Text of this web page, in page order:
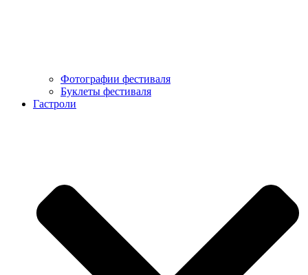
Фотографии фестиваля
Буклеты фестиваля
Гастроли